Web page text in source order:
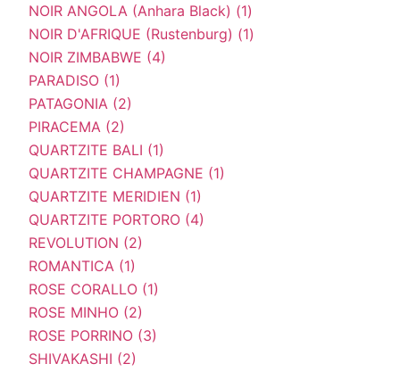
NOIR ANGOLA (Anhara Black) (1)
NOIR D'AFRIQUE (Rustenburg) (1)
NOIR ZIMBABWE (4)
PARADISO (1)
PATAGONIA (2)
PIRACEMA (2)
QUARTZITE BALI (1)
QUARTZITE CHAMPAGNE (1)
QUARTZITE MERIDIEN (1)
QUARTZITE PORTORO (4)
REVOLUTION (2)
ROMANTICA (1)
ROSE CORALLO (1)
ROSE MINHO (2)
ROSE PORRINO (3)
SHIVAKASHI (2)